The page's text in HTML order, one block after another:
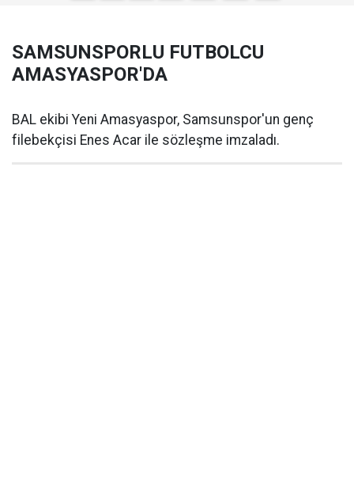
SAMSUNSPORLU FUTBOLCU
AMASYASPOR'DA
BAL ekibi Yeni Amasyaspor, Samsunspor'un genç
filebekçisi Enes Acar ile sözleşme imzaladı.